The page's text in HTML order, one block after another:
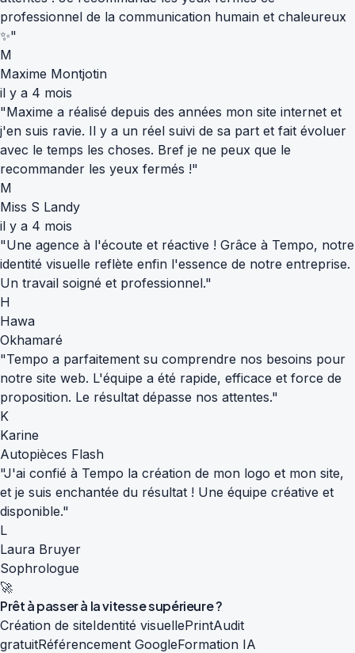
professionnel de la communication humain et chaleureux
✨"
M
Maxime Montjotin
il y a 4 mois
"Maxime a réalisé depuis des années mon site internet et
j'en suis ravie. Il y a un réel suivi de sa part et fait évoluer
avec le temps les choses. Bref je ne peux que le
recommander les yeux fermés !"
M
Miss S Landy
il y a 4 mois
"Une agence à l'écoute et réactive ! Grâce à Tempo, notre
identité visuelle reflète enfin l'essence de notre entreprise.
Un travail soigné et professionnel."
H
Hawa
Okhamaré
"Tempo a parfaitement su comprendre nos besoins pour
notre site web. L'équipe a été rapide, efficace et force de
proposition. Le résultat dépasse nos attentes."
K
Karine
Autopièces Flash
"J'ai confié à Tempo la création de mon logo et mon site,
et je suis enchantée du résultat ! Une équipe créative et
disponible."
L
Laura Bruyer
Sophrologue
🚀
Prêt à passer à lavitesse supérieure?
Création de siteIdentité visuellePrintAudit
gratuitRéférencement GoogleFormation IA